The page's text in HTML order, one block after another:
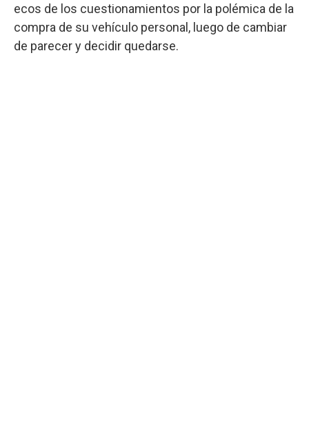
ecos de los cuestionamientos por la polémica de la
compra de su vehículo personal, luego de cambiar
de parecer y decidir quedarse.